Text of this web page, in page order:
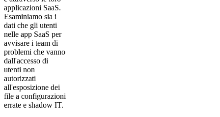
applicazioni SaaS.
Esaminiamo sia i
dati che gli utenti
nelle app SaaS per
avvisare i team di
problemi che vanno
dall'accesso di
utenti non
autorizzati
all'esposizione dei
file a configurazioni
errate e shadow IT.